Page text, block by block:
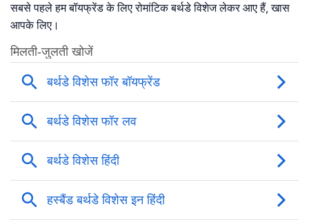
सबसे पहले हम बॉयफ्रेंड के लिए रोमांटिक बर्थडे विशेज लेकर आए हैं, खास
आपके लिए।